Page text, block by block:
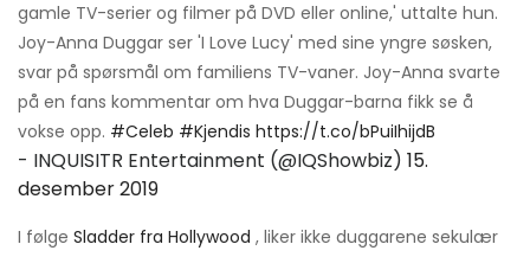
gamle TV-serier og filmer på DVD eller online,' uttalte hun.
Joy-Anna Duggar ser 'I Love Lucy' med sine yngre søsken,
svar på spørsmål om familiens TV-vaner. Joy-Anna svarte
på en fans kommentar om hva Duggar-barna fikk se å
vokse opp. #Celeb #Kjendis https://t.co/bPuiIhijdB
- INQUISITR Entertainment (@IQShowbiz) 15.
desember 2019
I følge Sladder fra Hollywood , liker ikke duggarene sekulær